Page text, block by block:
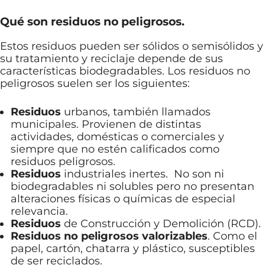
Qué son residuos no peligrosos.
Estos residuos pueden ser sólidos o semisólidos y
su tratamiento y reciclaje depende de sus
características biodegradables. Los residuos no
peligrosos suelen ser los siguientes:
Residuos urbanos, también llamados
municipales. Provienen de distintas
actividades, domésticas o comerciales y
siempre que no estén calificados como
residuos peligrosos.
Residuos industriales inertes. No son ni
biodegradables ni solubles pero no presentan
alteraciones físicas o químicas de especial
relevancia.
Residuos de Construcción y Demolición (RCD).
Residuos no peligrosos valorizables. Como el
papel, cartón, chatarra y plástico, susceptibles
de ser reciclados.